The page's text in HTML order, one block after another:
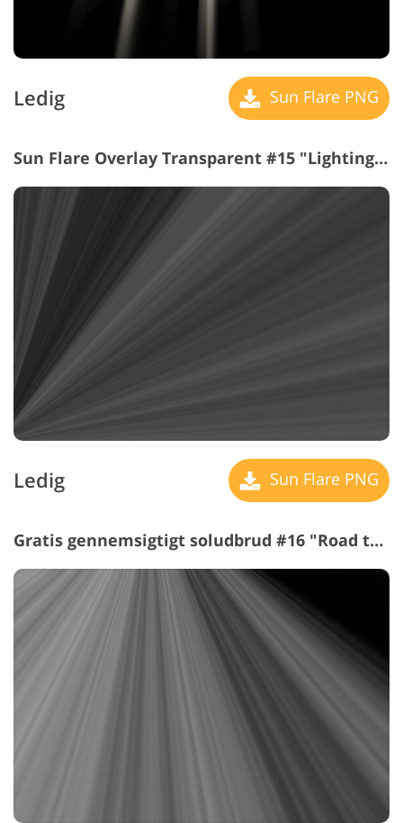
Ledig Sun Flare PNG
Sun Flare Overlay Transparent #15 "Lighting Speed"
Ledig Sun Flare PNG
Gratis gennemsigtigt soludbrud #16 "Road to the Future"